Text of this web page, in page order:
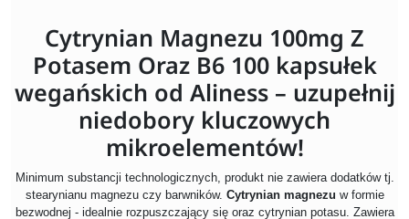
Cytrynian Magnezu 100mg Z
Potasem Oraz B6 100 kapsułek
wegańskich od Aliness – uzupełnij
niedobory kluczowych
mikroelementów!
Minimum substancji technologicznych, produkt nie zawiera dodatków tj.
stearynianu magnezu czy barwników. Cytrynian magnezu w formie
bezwodnej - idealnie rozpuszczający się oraz cytrynian potasu. Zawiera